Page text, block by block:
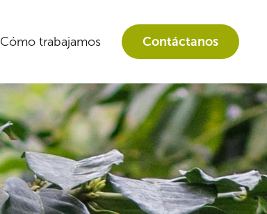
Cómo trabajamos Contáctanos